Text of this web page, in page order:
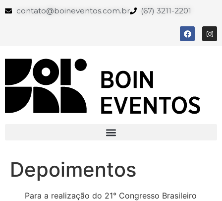
contato@boineventos.com.br (67) 3211-2201
Depoimentos
Para a realização do 21° Congresso Brasileiro